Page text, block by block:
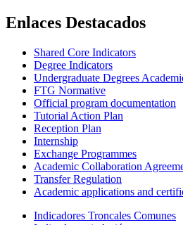
Enlaces Destacados
Shared Core Indicators
Degree Indicators
Undergraduate Degrees
FTG Normative
Official program documentation
Tutorial Action Plan
Reception Plan
Internship
Exchange Programmes
Academic Collaboration
Transfer Regulation
Academic applications and
Indicadores Troncales Comunes